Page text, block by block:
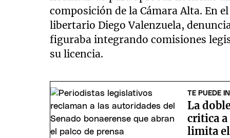
composición de la Cámara Alta. En
libertario Diego Valenzuela,
figuraba integrando comisiones
su licencia.
TE PUEDE
La
critica a
limita el